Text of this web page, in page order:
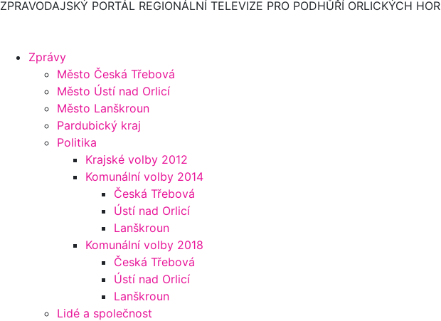
ZPRAVODAJSKÝ PORTÁL REGIONÁLNÍ TELEVIZE PRO PODHŮŘÍ ORLICKÝCH HOR
Zprávy
Město Česká Třebová
Město Ústí nad Orlicí
Město Lanškroun
Pardubický kraj
Politika
Krajské volby 2012
Komunální volby 2014
Česká Třebová
Ústí nad Orlicí
Lanškroun
Komunální volby 2018
Česká Třebová
Ústí nad Orlicí
Lanškroun
Lidé a společnost